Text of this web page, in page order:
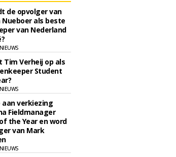
de opvolger van
Nueboer als beste
van Nederland
Tim Verheij op als
Student
aan verkiezing
Fieldmanager
the Year en word
van Mark